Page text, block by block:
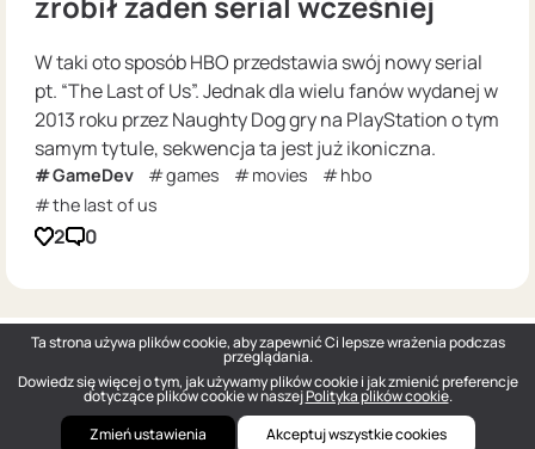
W taki oto sposób HBO przedstawia swój nowy serial
pt. “The Last of Us”. Jednak dla wielu fanów wydanej w
2013 roku przez Naughty Dog gry na PlayStation o tym
samym tytule, sekwencja ta jest już ikoniczna.
GameDev games movies
hbo
the last of us
2 0
Ta strona używa plików cookie, aby zapewnić Ci lepsze wrażenia podczas
przeglądania.
Dowiedz się więcej o tym, jak używamy plików cookie i jak zmienić preferencje
dotyczące plików cookie w naszejPolityka plików cookie.
Zmień ustawienia
Akceptuj wszystkie cookies